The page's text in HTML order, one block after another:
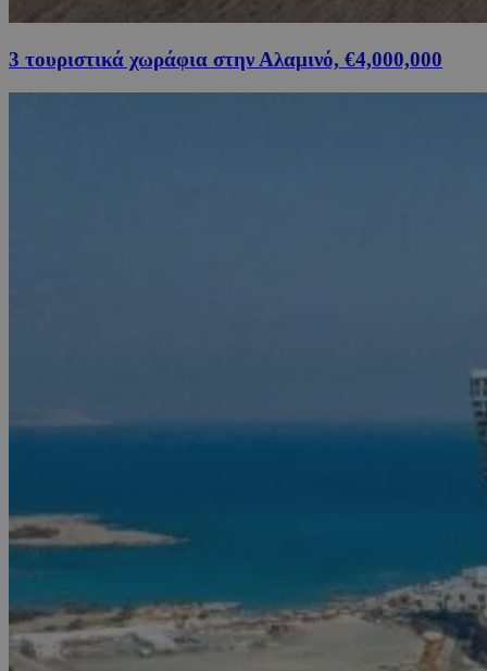
3 τουριστικά χωράφια στην Αλαμινό, €4,000,000